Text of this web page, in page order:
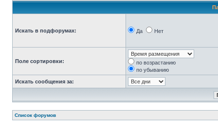
Искать в подфорумах: Да Нет
Поле сортировки:
по возрастанию
по убыванию
Искать сообщения за:
Список форумов